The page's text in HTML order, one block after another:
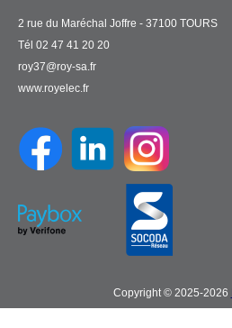
2 rue du Maréchal Joffre - 37100 TOURS
Tél 02 47 41 20 20
roy37@roy-sa.fr
www.royelec.fr
Copyright © 2025-2026